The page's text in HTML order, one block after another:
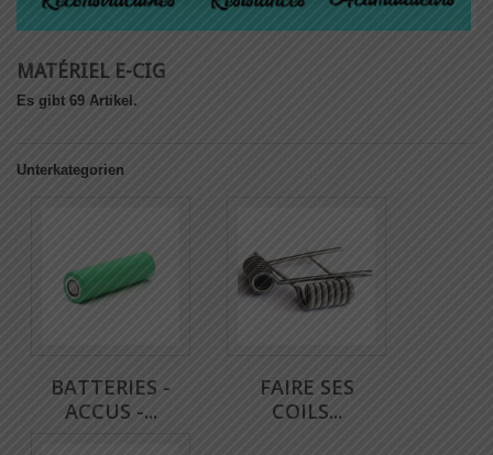
MATÉRIEL E-CIG
Es gibt 69 Artikel.
Unterkategorien
BATTERIES -
ACCUS -...
FAIRE SES
COILS...